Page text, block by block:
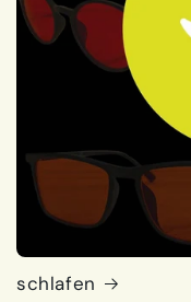
schlafen